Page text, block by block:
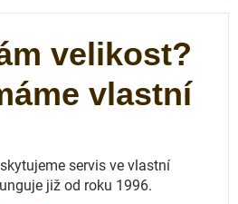
velikost?
vlastní
servis ve vlastní
již od roku 1996.